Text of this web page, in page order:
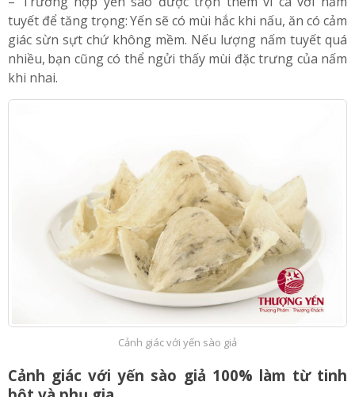
bề mặt tổ yến.
– Trường hợp yến sào được trộn thêm vi cá với nấm
tuyết để tăng trọng:;Yến sẽ có mùi hắc khi nấu, ăn có cảm
giác sừn sựt chứ không mềm. Nếu lượng nấm tuyết quá
nhiều,;bạn cũng có thể ngửi thấy mùi đặc trưng của nấm
Cảnh giác với yến sào giả